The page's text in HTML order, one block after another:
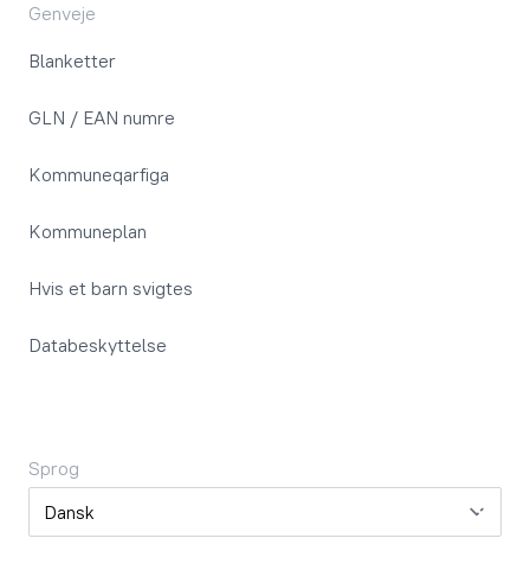
Genveje
Blanketter
GLN / EAN numre
Kommuneqarfiga
Kommuneplan
Hvis et barn svigtes
Databeskyttelse
Sprog
Sprog